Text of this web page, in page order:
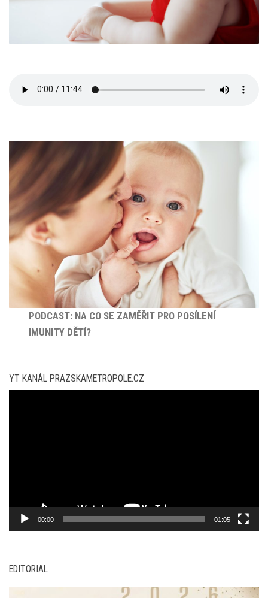
PODCAST: NA CO SE ZAMĚŘIT PRO POSÍLENÍ
IMUNITY DĚTÍ?
YT KANÁL PRAZSKAMETROPOLE.CZ
00:00 01:05
EDITORIAL